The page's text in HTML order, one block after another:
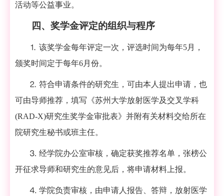
活动等公益事业。
四、奖学金评定的组织与程序
⒈ 该奖学金每年评定一次，评选时间为每年5月，
颁奖时间定于每年6月份。
⒉ 符合申请条件的研究生，可由本人提出申请，也
可由导师推荐，填写《苏州大学放射医学及交叉学科
(RAD-X)研究生奖学金审批表》并附有关材料交给所在
院研究生秘书或班主任。
⒊ 经学院办公室审核，确定获奖推荐名单，张榜公
开征求导师和研究生的意见后，将申请材料上报。
⒋ 学院负责审核，由申请人报告、答辩，放射医学